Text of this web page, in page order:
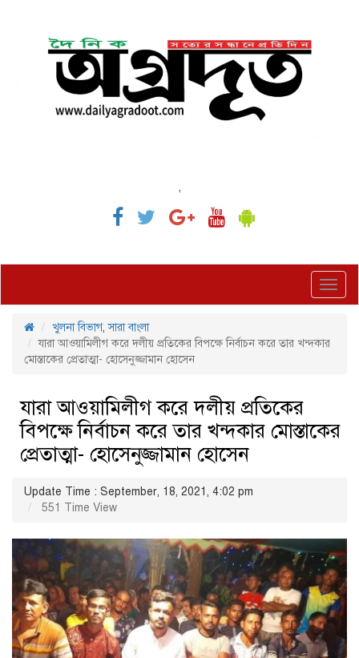
,
খুলনা বিভাগ,সারা বাংলা
যারা আওয়ামিলীগ করে দলীয় প্রতিকের বিপক্ষে নির্বাচন করে তার খন্দকার
মোস্তাকের প্রেতাত্মা- হোসেনুজ্জামান হোসেন
যারা আওয়ামিলীগ করে দলীয় প্রতিকের
বিপক্ষে নির্বাচন করে তার খন্দকার মোস্তাকের
প্রেতাত্মা- হোসেনুজ্জামান হোসেন
Update Time : September, 18, 2021, 4:02 pm
551 Time View